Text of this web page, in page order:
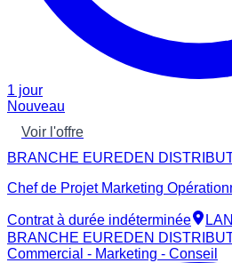
1 jour
Nouveau
Voir l'offre
BRANCHE EUREDEN
Chef de Projet Marketing
Contrat à durée indéterminée
BRANCHE EUREDEN
Commercial - Marketing - Conseil